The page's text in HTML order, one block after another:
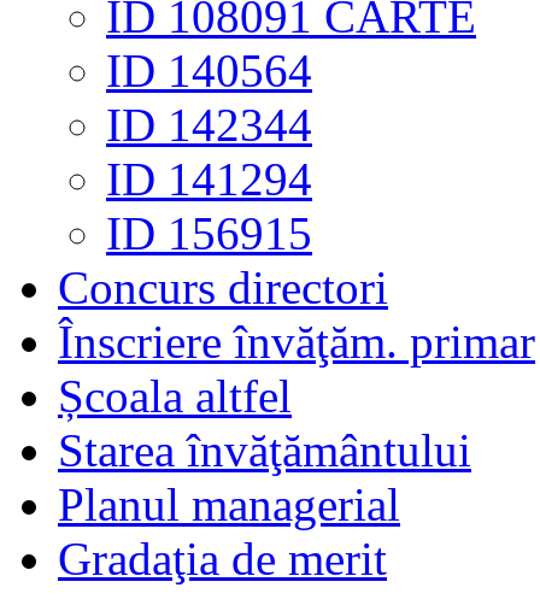
ID 108091 CARTE
ID 140564
ID 142344
ID 141294
ID 156915
Concurs directori
Înscriere învăţăm. primar
Școala altfel
Starea învăţământului
Planul managerial
Gradaţia de merit